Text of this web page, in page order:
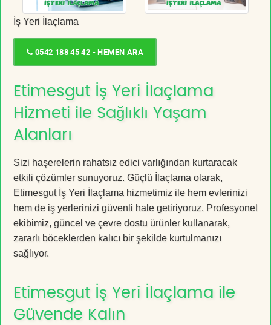
İş Yeri İlaçlama
0542 188 45 42 - HEMEN ARA
Etimesgut İş Yeri İlaçlama
Hizmeti ile Sağlıklı Yaşam
Alanları
Sizi haşerelerin rahatsız edici varlığından kurtaracak
etkili çözümler sunuyoruz. Güçlü İlaçlama olarak,
Etimesgut İş Yeri İlaçlama hizmetimiz ile hem evlerinizi
hem de iş yerlerinizi güvenli hale getiriyoruz. Profesyonel
ekibimiz, güncel ve çevre dostu ürünler kullanarak,
zararlı böceklerden kalıcı bir şekilde kurtulmanızı
sağlıyor.
Etimesgut İş Yeri İlaçlama ile
Güvende Kalın